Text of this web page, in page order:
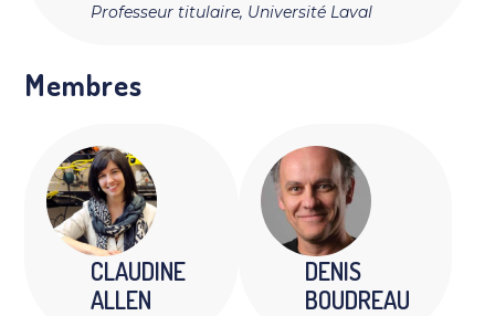
Professeur titulaire, Université Laval
Membres
CLAUDINE
ALLEN
DENIS
BOUDREAU